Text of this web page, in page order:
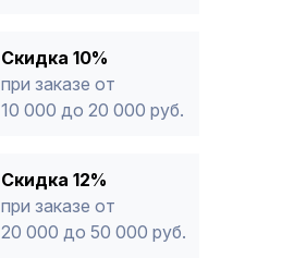
Скидка 10%
при заказе от
10 000 до 20 000 руб.
Скидка 12%
при заказе от
20 000 до 50 000 руб.